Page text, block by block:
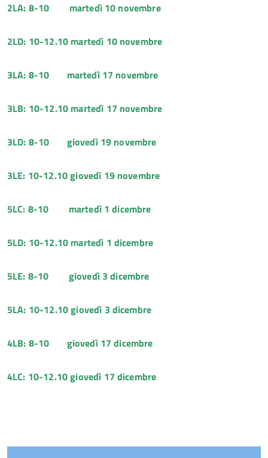
2LA: 8-10 martedì 10 novembre
2LD: 10-12.10 martedì 10 novembre
3LA: 8-10 martedì 17 novembre
3LB: 10-12.10 martedì 17 novembre
3LD: 8-10 giovedì 19 novembre
3LE: 10-12.10 giovedì 19 novembre
5LC: 8-10 martedì 1 dicembre
5LD: 10-12.10 martedì 1 dicembre
5LE: 8-10 giovedì 3 dicembre
5LA: 10-12.10 giovedì 3 dicembre
4LB: 8-10 giovedì 17 dicembre
4LC: 10-12.10 giovedì 17 dicembre